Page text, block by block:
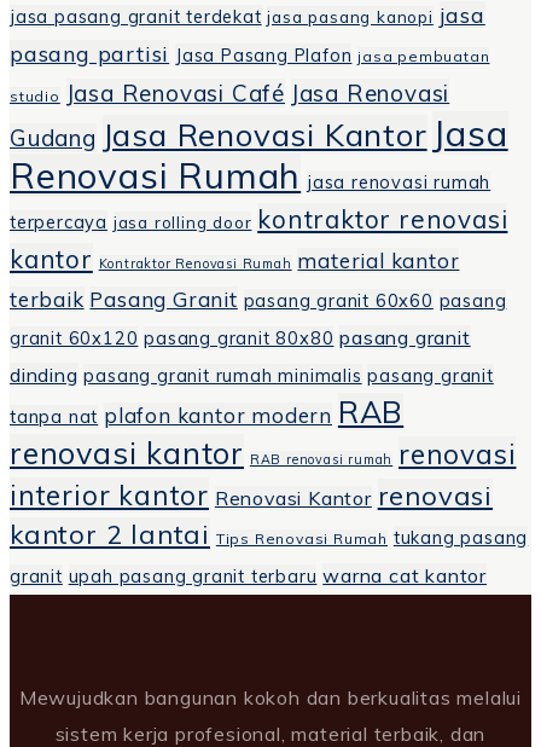
jasa pasang granit terdekat jasa pasang kanopi jasa
pasang partisi Jasa Pasang Plafon jasa pembuatan
studio Jasa Renovasi Café Jasa Renovasi
Gudang Jasa Renovasi Kantor Jasa
Renovasi Rumah jasa renovasi rumah
terpercaya jasa rolling door kontraktor renovasi
kantor Kontraktor Renovasi Rumah material kantor
terbaik Pasang Granit pasang granit 60x60 pasang
granit 60x120 pasang granit 80x80 pasang granit
dinding pasang granit rumah minimalis pasang granit
tanpa nat plafon kantor modern RAB
renovasi kantor RAB renovasi rumah renovasi
interior kantor Renovasi Kantor renovasi
kantor 2 lantai Tips Renovasi Rumah tukang pasang
granit upah pasang granit terbaru warna cat kantor
Mewujudkan bangunan kokoh dan berkualitas melalui
sistem kerja profesional, material terbaik, dan